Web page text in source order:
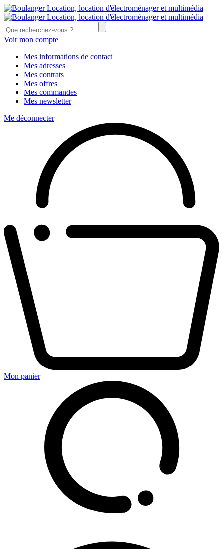
Voir mon compte
Mes informations de contact
Mes adresses
Mes contrats
Mes offres
Mes commandes
Mes newsletter
Me déconnecter
Mon panier